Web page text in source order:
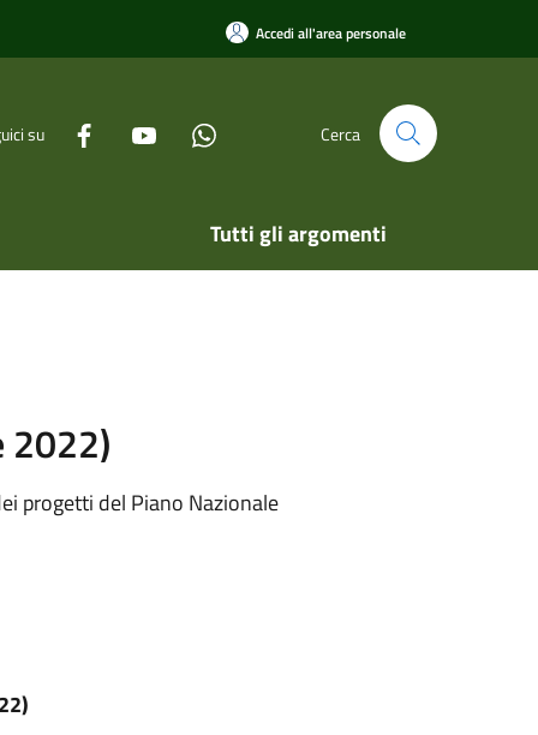
Accedi all'area personale
su Cerca
Tutti gli argomenti
2022)
progetti del Piano Nazionale